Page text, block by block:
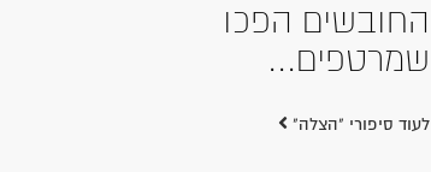
החובשים הפכו
שמרטפים...
לעוד סיפורי "הצלה"